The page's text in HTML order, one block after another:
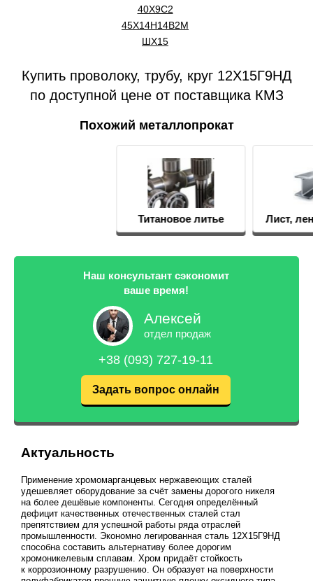
40Х9С2
45Х14Н14В2М
ШХ15
Купить проволоку, трубу, круг 12Х15Г9НД
по доступной цене от поставщика КМЗ
Похожий металлопрокат
Лист, лента, фольга
Наш консультант сэкономит
ваше время!
Алексей
отдел продаж
+38 (093) 727-19-11
Задать вопрос онлайн
Актуальность
Применение хромомарганцевых нержавеющих сталей
удешевляет оборудование за счёт замены дорогого никеля
на более дешёвые компоненты. Сегодня определённый
дефицит качественных отечественных сталей стал
препятствием для успешной работы ряда отраслей
промышленности. Экономно легированная сталь 12Х15Г9НД
способна составить альтернативу более дорогим
хромоникелевым сплавам. Хром придаёт стойкость
к коррозионному разрушению. Он образует на поверхности